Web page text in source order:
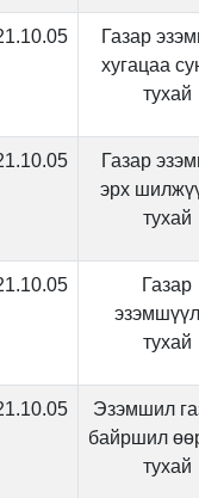
Газар
хугацаа
тухай
Газар
эрх
тухай
Газар
тухай
Эзэмшил
байршил
тухай